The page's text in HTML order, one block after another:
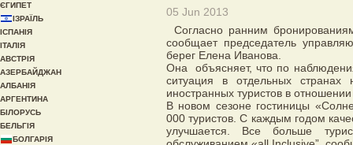
05 Jun 2013
Согласно ранним
сообщает председатель
берег Елена Иванова.
Она объясняет, что по
ситуация в отдельных
иностранных туристов в
В новом сезоне гостиницы
000 туристов. С каждым годом
улучшается. Все больше
ЄГИПЕТ
ІЗРАЇЛЬ
ІСПАНІЯ
ІТАЛІЯ
АВСТРІЯ
АЗЕРБАЙДЖАН
АЛБАНІЯ
АРГЕНТИНА
БІЛОРУСЬ
БЕЛЬГІЯ
БОЛГАРІЯ